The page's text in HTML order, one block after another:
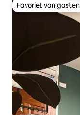
Favoriet van gasten
Favoriet van gasten